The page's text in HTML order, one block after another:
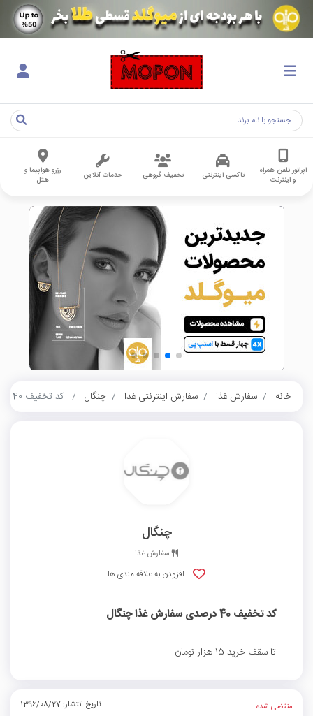
اپراتور تلفن همراه
و اینترنت
تاکسی اینترنتی تخفیف گروهی خدمات آنلاین
رزرو هواپیما و
هتل
خانه سفارش غذا سفارش اینترنتی غذا چنگال کد تخفیف 40 درصدی سفارش غذا چنگال
چنگال
سفارش غذا
افزودن به علاقه مندی ها
کد تخفیف 40 درصدی سفارش غذا چنگال
تا سقف خرید 15 هزار تومان
منقضی شده تاریخ انتشار: 1396/08/27